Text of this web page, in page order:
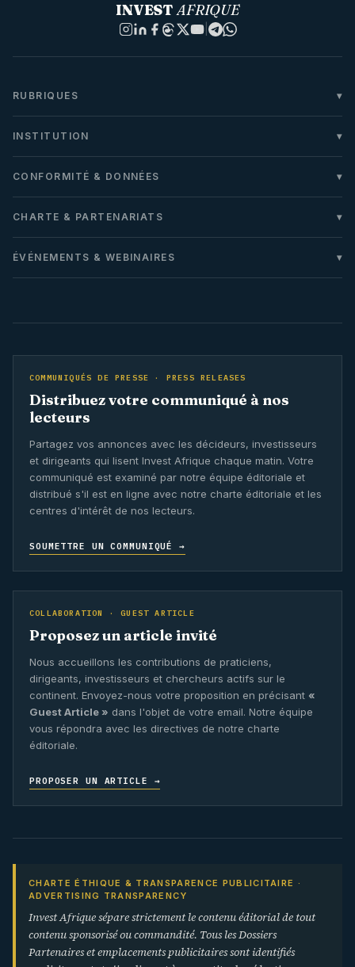
INVEST AFRIQUE
|
RUBRIQUES
INSTITUTION
CONFORMITÉ & DONNÉES
CHARTE & PARTENARIATS
ÉVÉNEMENTS & WEBINAIRES
COMMUNIQUÉS DE PRESSE · PRESS RELEASES
Distribuez votre communiqué à nos
lecteurs
Partagez vos annonces avec les décideurs, investisseurs
et dirigeants qui lisent Invest Afrique chaque matin. Votre
communiqué est examiné par notre équipe éditoriale et
distribué s'il est en ligne avec notre charte éditoriale et les
centres d'intérêt de nos lecteurs.
SOUMETTRE UN COMMUNIQUÉ →
COLLABORATION · GUEST ARTICLE
Proposez un article invité
Nous accueillons les contributions de praticiens,
dirigeants, investisseurs et chercheurs actifs sur le
continent. Envoyez-nous votre proposition en précisant «
Guest Article » dans l'objet de votre email. Notre équipe
vous répondra avec les directives de notre charte
éditoriale.
PROPOSER UN ARTICLE →
CHARTE ÉTHIQUE & TRANSPARENCE PUBLICITAIRE ·
ADVERTISING TRANSPARENCY
Invest Afrique sépare strictement le contenu éditorial de tout
contenu sponsorisé ou commandité. Tous les Dossiers
Partenaires et emplacements publicitaires sont identifiés